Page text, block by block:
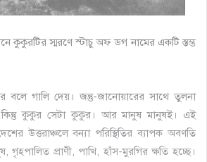
কুকুরটির স্মরণে স্টাচু অফ ডগ নামের একটি স্তম্ভ
গালি দেয়। জন্তু-জানোয়ারের সাথে তুলনা
কিন্তু কুকুর সেটা কুকুর। আর মানুষ মানুষই। এই
উত্তরাঞ্চলে বন্যা পরিস্থিতির ব্যাপক অবণতি
প্রাণী, পাখি, হাঁস-মুরগির ক্ষতি হচ্ছে।